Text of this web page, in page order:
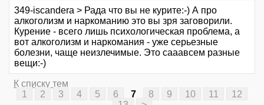
349-iscandera > Рада что вы не курите:-) А про
алкоголизм и наркоманию это вы зря заговорили.
Курение - всего лишь психологическая проблема, а
вот алкоголизм и наркомания - уже серьезные
болезни, чаще неизлечимые. Это сааавсем разные
вещи:-)
К списку тем
1
2 3 4 5 6 7 8 9 10 11
12